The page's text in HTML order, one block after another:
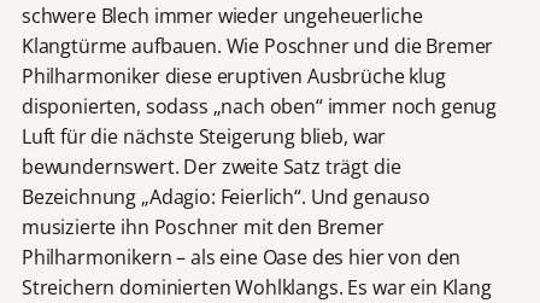
schwere Blech immer wieder ungeheuerliche
Klangtürme aufbauen. Wie Poschner und die Bremer
Philharmoniker diese eruptiven Ausbrüche klug
disponierten, sodass „nach oben“ immer noch genug
Luft für die nächste Steigerung blieb, war
bewundernswert. Der zweite Satz trägt die
Bezeichnung „Adagio: Feierlich“. Und genauso
musizierte ihn Poschner mit den Bremer
Philharmonikern – als eine Oase des hier von den
Streichern dominierten Wohlklangs. Es war ein Klang